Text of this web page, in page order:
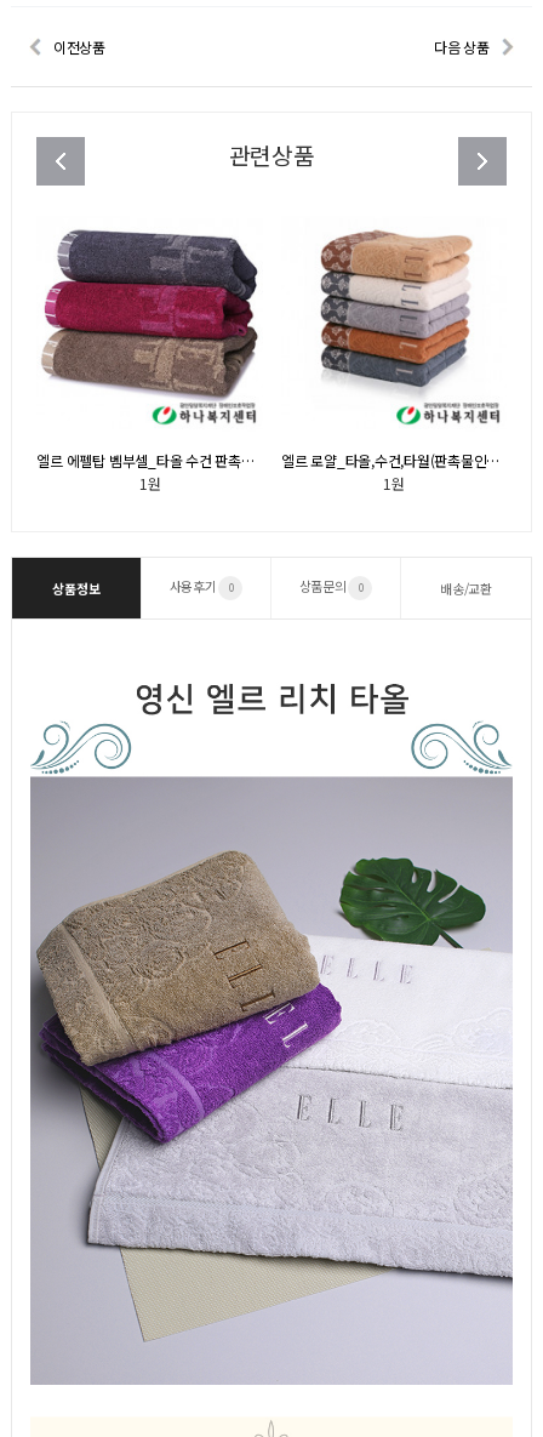
이전상품 다음 상품
관련상품
엘르 에펠탑 벰부셀_타올 수건 판촉물 기념품_전화문의
1원
엘르 로얄_타올,수건,타월(판촉물인쇄)_전화문의
1원
상품정보 사용후기 0 상품문의 0 배송/교환